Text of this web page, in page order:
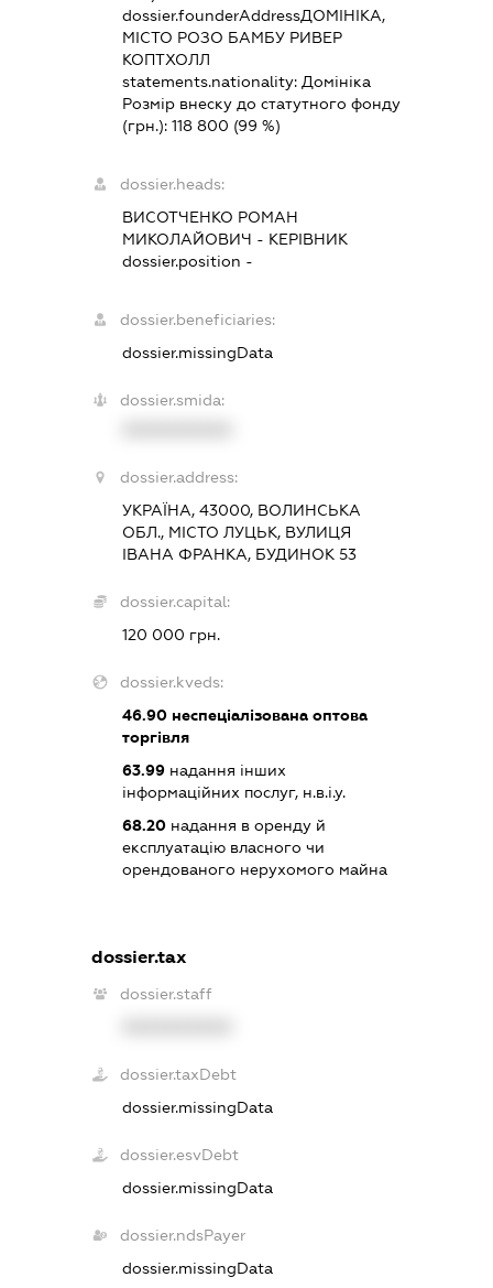
dossier.founderAddressДОМІНІКА,
МІСТО РОЗО БАМБУ РИВЕР
КОПТХОЛЛ
statements.nationality: Домініка
Розмір внеску до статутного фонду
(грн.):118 800 (99 %)
dossier.heads:
ВИСОТЧЕНКО РОМАН
МИКОЛАЙОВИЧ - КЕРІВНИК
dossier.position -
dossier.beneficiaries:
dossier.missingData
dossier.smida:
dossier.address:
УКРАЇНА, 43000, ВОЛИНСЬКА
ОБЛ., МІСТО ЛУЦЬК, ВУЛИЦЯ
ІВАНА ФРАНКА, БУДИНОК 53
dossier.capital:
120 000 грн.
dossier.kveds:
46.90 неспеціалізована оптова
торгівля
63.99 надання інших
інформаційних послуг, н.в.і.у.
68.20 надання в оренду й
експлуатацію власного чи
орендованого нерухомого майна
dossier.tax
dossier.staff
dossier.taxDebt
dossier.missingData
dossier.esvDebt
dossier.missingData
dossier.ndsPayer
dossier.missingData